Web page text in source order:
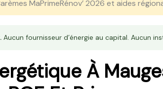
MaPrimeRénov’ 2026 et aides
Aucun fournisseur d’énergie au capital. Aucun
À